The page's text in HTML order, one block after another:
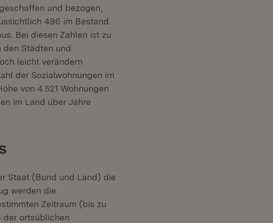
und bezogen,
496 im Bestand.
Bei diesen Zahlen ist zu
Städten und
leicht verändern
der Sozialwohnungen im
von 4.521 Wohnungen
im Land über Jahre
Staat (Bund und Land) die
werden die
Zeitraum (bis zu
der ortsüblichen